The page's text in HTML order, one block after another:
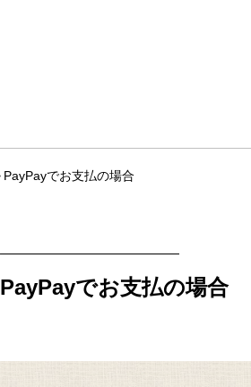
PayPayでお支払の場合
PayPayでお支払の場合